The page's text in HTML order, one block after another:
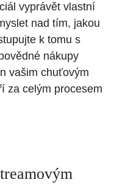
vyprávět vlastní
nad tím, jakou
k tomu s
nákupy
vašim chuťovým
za celým procesem